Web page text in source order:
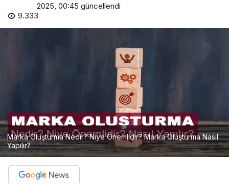
ştur
2025, 00:45 güncellendi
9.333
Marka Oluşturma Nedir? Niye Önemlidir? Marka Oluşturma Nasıl
Yapılır?